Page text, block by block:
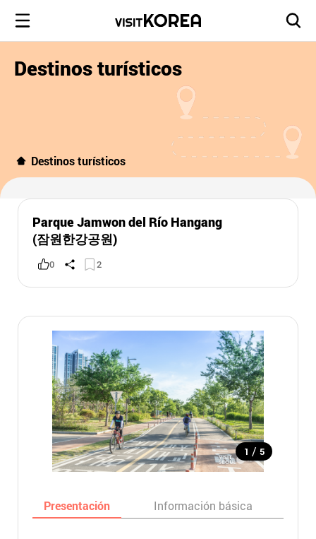
Destinos turísticos
Destinos turísticos
Parque Jamwon del Río Hangang
(잠원한강공원)
0 2
1 / 5
Presentación Información básica